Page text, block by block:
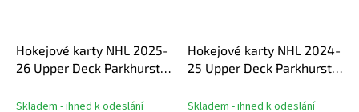
Hokejové karty NHL 2025-
26 Upper Deck Parkhurst
Skladem - ihned k odeslání
Hokejové karty NHL 2024-
25 Upper Deck Parkhurst
balíček
Skladem - ihned k odeslání